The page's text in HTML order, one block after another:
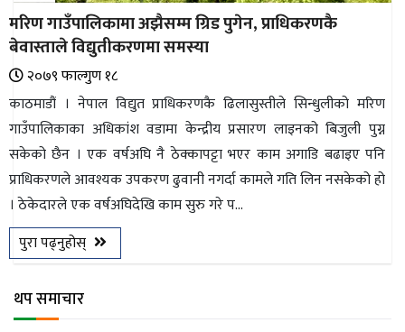
मरिण गाउँपालिकामा अझैसम्म ग्रिड पुगेन, प्राधिकरणकै
बेवास्ताले विद्युतीकरणमा समस्या
२०७९ फाल्गुण १८
काठमाडौं । नेपाल विद्युत प्राधिकरणकै ढिलासुस्तीले सिन्धुलीको मरिण
गाउँपालिकाका अधिकांश वडामा केन्द्रीय प्रसारण लाइनको बिजुली पुग्न
सकेको छैन । एक वर्षअघि नै ठेक्कापट्टा भएर काम अगाडि बढाइए पनि
प्राधिकरणले आवश्यक उपकरण ढुवानी नगर्दा कामले गति लिन नसकेको हो
। ठेकेदारले एक वर्षअघिदेखि काम सुरु गरे प...
पुरा पढ्नुहोस्
थप समाचार